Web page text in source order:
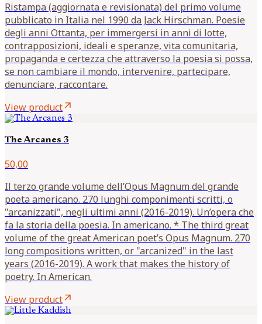
Ristampa (aggiornata e revisionata) del primo volume
pubblicato in Italia nel 1990 da Jack Hirschman. Poesie
degli anni Ottanta, per immergersi in anni di lotte,
contrapposizioni, ideali e speranze, vita comunitaria,
propaganda e certezza che attraverso la poesia si possa,
se non cambiare il mondo, intervenire, partecipare,
denunciare, raccontare.
View productarrow_outward
The Arcanes 3
50,00
Il terzo grande volume dell’Opus Magnum del grande
poeta americano. 270 lunghi componimenti scritti, o
"arcanizzati", negli ultimi anni (2016-2019). Un’opera che
fa la storia della poesia. In americano. * The third great
volume of the great American poet’s Opus Magnum. 270
long compositions written, or "arcanized" in the last
years (2016-2019). A work that makes the history of
poetry. In American.
View productarrow_outward